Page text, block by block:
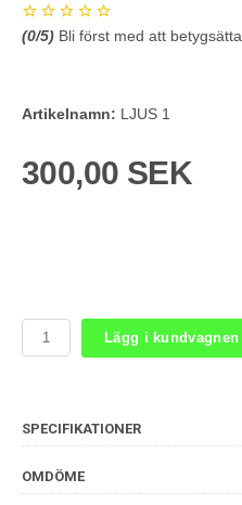
(0/5) Bli först med att betygsätta.
Artikelnamn: LJUS 1
300,00 SEK
Lägg i kundvagnen
SPECIFIKATIONER
OMDÖME